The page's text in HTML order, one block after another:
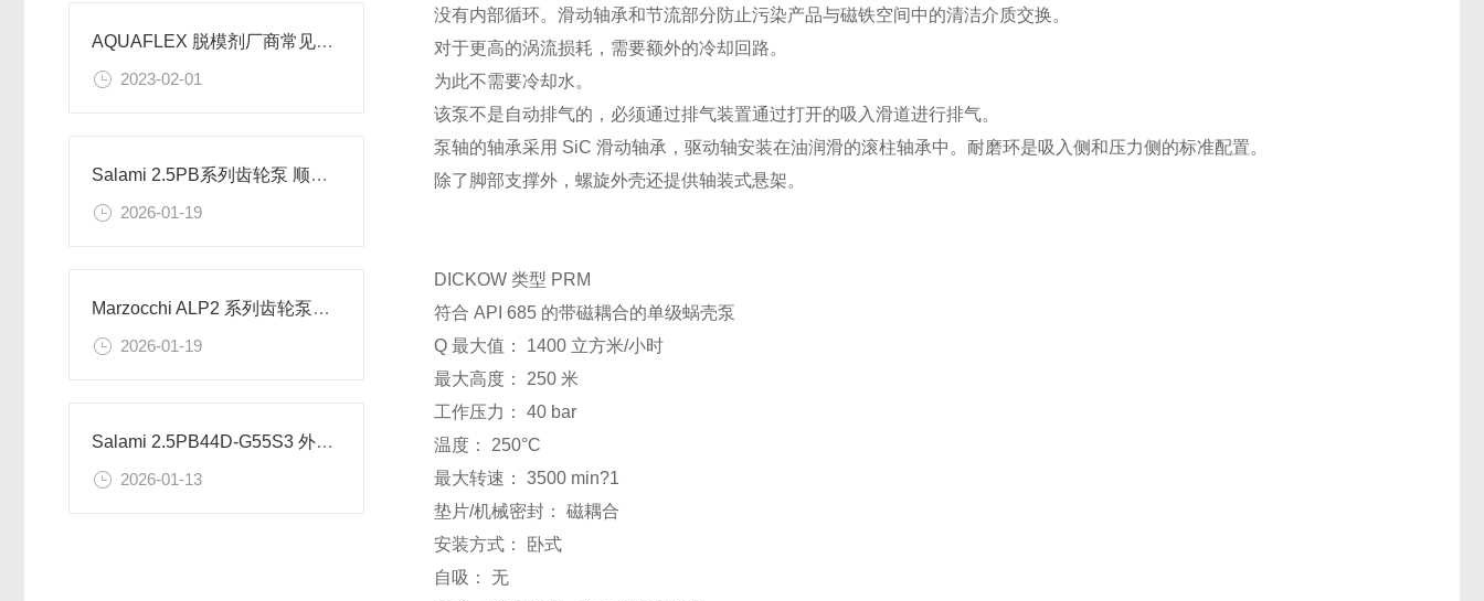
AQUAFLEX 脱模剂厂商常见问题
2023-02-01
Salami 2.5PB系列齿轮泵 顺时针旋转的工作原理和性能优点
2026-01-19
Marzocchi ALP2 系列齿轮泵的工作原理
2026-01-19
Salami 2.5PB44D-G55S3 外啮合齿轮泵的精密协同
2026-01-13
没有内部循环。滑动轴承和节流部分防止污染产品与磁铁空间中的清洁介质交换。
对于更高的涡流损耗，需要额外的冷却回路。
为此不需要冷却水。
该泵不是自动排气的，必须通过排气装置通过打开的吸入滑道进行排气。
泵轴的轴承采用 SiC 滑动轴承，驱动轴安装在油润滑的滚柱轴承中。耐磨环是吸入侧和压力侧的标准配置。
除了脚部支撑外，螺旋外壳还提供轴装式悬架。
DICKOW 类型 PRM
符合 API 685 的带磁耦合的单级蜗壳泵
Q 最大值： 1400 立方米/小时
最大高度： 250 米
工作压力： 40 bar
温度： 250°C
最大转速： 3500 min?1
垫片/机械密封： 磁耦合
安装方式： 卧式
自吸： 无